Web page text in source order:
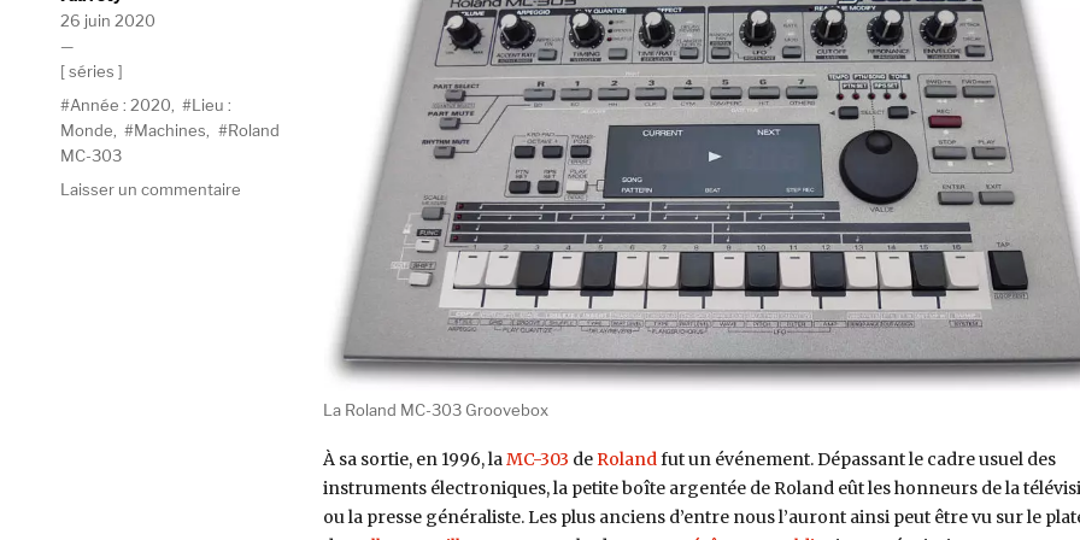
La Roland MC-303 Groovebox
À sa sortie, en 1996, laMC-303 deRolandfut un événement. Dépassant le cadre usuel des
instruments électroniques, la petite boîte argentée de Roland eût les honneurs de la
ou la presse généraliste. Les plus anciens d’entre nous l’auront ainsi peut être vu sur le
Publié
le
26 juin 2020
Catégories
séries
Étiquettes
Année : 2020,
Lieu :
Monde, Machines,
Roland
MC-303
Laisser un commentaire